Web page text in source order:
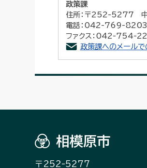
政策課
住所：〒252-5277
電話：042-769-8203
ファクス：042-754-
政策課へのメール
相模原市
〒252-5277